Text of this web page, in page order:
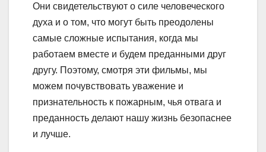
Они свидетельствуют о силе человеческого
духа и о том, что могут быть преодолены
самые сложные испытания, когда мы
работаем вместе и будем преданными друг
другу. Поэтому, смотря эти фильмы, мы
можем почувствовать уважение и
признательность к пожарным, чья отвага и
преданность делают нашу жизнь безопаснее
и лучше.